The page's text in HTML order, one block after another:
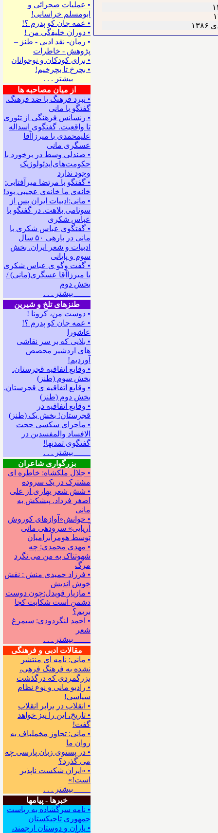
• عملیات صحرائی و
ابومسلم خراسانی!
• ﻋﻤﻪ ﺟﺎﻥ ﻛﻮ ﭘﺪﺭﻡ ؟!
• ﺩﻭﺭﺍﻥ ﺧﻠﻴﻔگی ﻣﻦ !
• رمان- نقد ادبی - طنز –
پژوهش - خاطرات
• ﺑﺮﺍﻯ ﻛﻮﺩﻛﺎﻥ ﻭ ﻧﻮﺟﻮﺍﻧﺎﻥ
• بچرخ تا بچرخیم!
بیشتر . . .
از میان مصاحبه ها
• نبرد فرهنگ با ضد فرهنگ.
گفتگو با ﻣﺎﻧﻰ
• رنسانس فرهنگی ‌از تئوری
‌تا واقعیت. گفتگوی اسداله
علیمحمدی با میرزاآقا
عسگری ‌مانی
• صندلی وسط در برخورد با
حکومت‌های‌ایدئولوژیک
وجود ندارد
• گفتگو با مرتضا میرآفتابی:
ﺧﺎﻧﻪﻯ ﻣﺎ ﺧﺎﻧﻪﻯ ﻋﺠﻴﺒﻰ ﺑﻮﺩ!
• مانی:ادبیات ایران پس از
سونامی بلاهت. در گفتگو با
عباس شکری
• گفتگوی عباس شکری با
مانی در باره‍ی ۵۰ سال
ادبیات و شعر ایران. بخش
سوم و پایانی
• گفت وگو ی عباس شکری
با میرزاآقا عسگری(مانی) /
بخش دوم
بیشتر . . .
طنزهای تلخ و شیرین
• دوست من، کرونا !
• ﻋﻤﻪ ﺟﺎﻥ ﻛﻮ ﭘﺪﺭﻡ ؟!
عاشورا
• بلایی که بر سر نقاشی
های اردشیر محصص
آوردیم!
• وقایع اتفاقیه قجرستان.
بخش سوم (طنز)
• وقایع اتفاقیه ی قجرستان.
بخش دوم (طنز)
• وقایع اتفاقیه در
قجرستان! بخش یک (طنز)
• ماجرای سکسی حجت
الافساد والمفسدین در
گفتگوی تمدنها!
بیشتر . . .
بزرگواری شاعران
• جلال ملکشاه: خاطره ای
مشترک در یک سروده
• شش شعر بهاری از علی
اصغر فرداد. پیشکش به
مانی
• خوانش«آوازهای کوروش
آریایی» سروده‍ی مانی
توسط هومرآبرامیان
• مهدی محمدی: چه
شهوتناک به من می نگرد
مرگ
• فرزاد حمیدی منش : نقش
خوش اندیش
• مازیار قویدل:چون دوست
دشمن است شکایت کجا
بریم؟
• احمد لنگردودی: سیمرغ
شعر
بیشتر . . .
مقالات ادبی و فرهنگی
• مانی: نامه ای منتشر
نشده به فرهنگ فرهی،
بزرگمردی که درگذشت
• رادیو مانی و نوع نظام
سیاسی!
• انقلاب در برابر انقلاب
• تاریخ، این را نیز خواهد
گفت!
• مانی: تجاوز مخملباف به
روان ما
• در پستوی زبان پارسی چه
می گذرد؟
• «ایران شکست ناپذیر
است!»
بیشتر . . .
خبرها - پیامها
• نامه سرگشاده به ریاست
جمهوری تاجیکستان
• یاران و دوستان ارجمند،